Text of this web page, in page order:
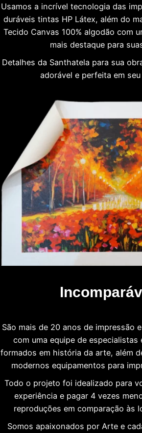
Usamos a incrível tecnologia das
duráveis tintas HP Látex, além do
Tecido Canvas 100% algodão com
mais destaque para
Detalhes da Santhatela para sua
adorável e perfeita em
São mais de 20 anos de impressão
com uma equipe de especialistas
formados em história da arte, além
modernos equipamentos para
Todo o projeto foi idealizado para
experiência e pagar 4 vezes
reproduções em comparação às
Somos apaixonados por Arte e